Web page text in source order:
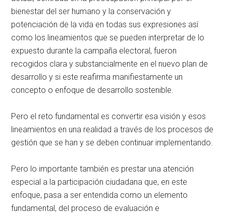
bienestar del ser humano y la conservación y
potenciación de la vida en todas sus expresiones así
como los lineamientos que se pueden interpretar de lo
expuesto durante la campaña electoral, fueron
recogidos clara y substancialmente en el nuevo plan de
desarrollo y si este reafirma manifiestamente un
concepto o enfoque de desarrollo sostenible.
Pero el reto fundamental es convertir esa visión y esos
lineamientos en una realidad a través de los procesos de
gestión que se han y se deben continuar implementando.
Pero lo importante también es prestar una atención
especial a la participación ciudadana que, en este
enfoque, pasa a ser entendida como un elemento
fundamental, del proceso de evaluación e